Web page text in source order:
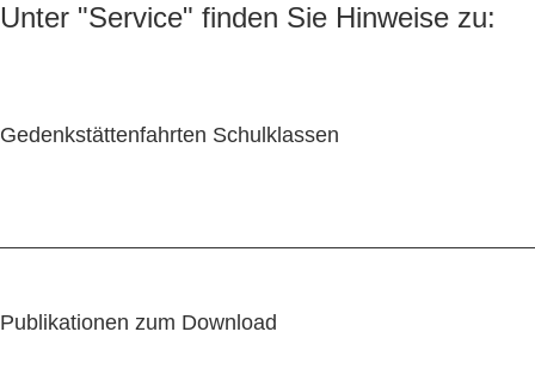
Unter "Service" finden Sie Hinweise zu:
Gedenkstättenfahrten Schulklassen
Publikationen zum Download